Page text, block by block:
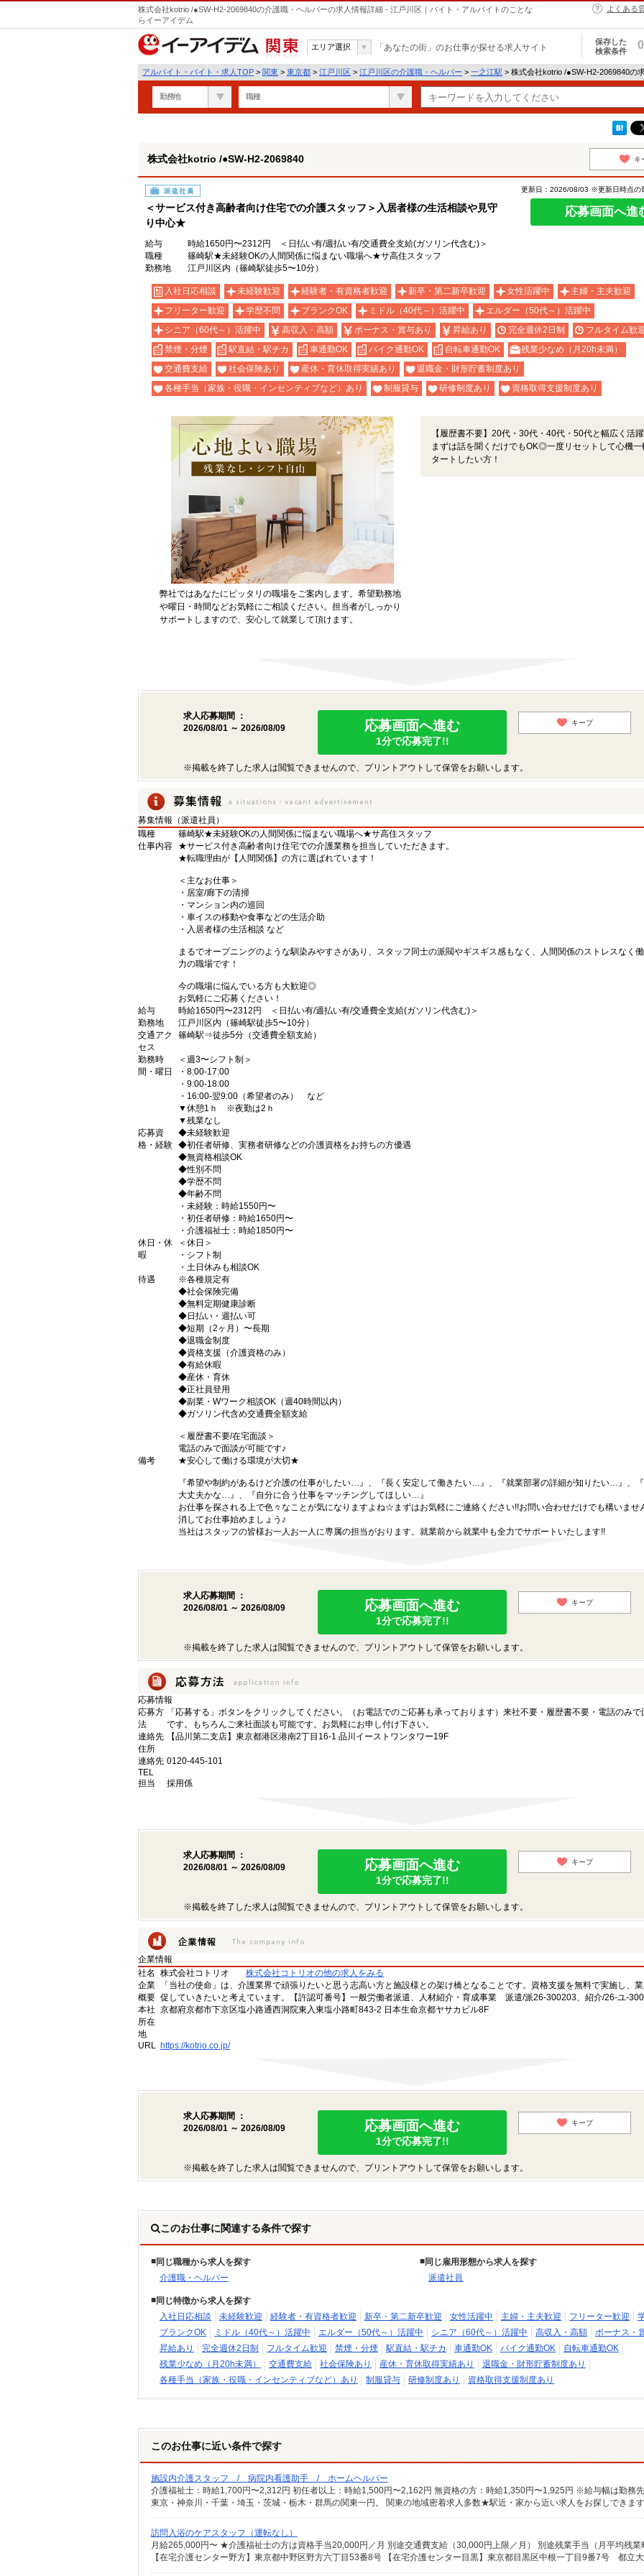
株式会社kotrio /●SW-H2-2069840の介護職・ヘルパーの求人情報詳細 - 江戸川区｜バイト・アルバイトのことな
らイーアイデム
よくある
関東
エリア選択 「あなたの街」のお仕事が探せる求人サイト
保存した
検索条件
0
アルバイト・バイト・求人TOP > 関東 > 東京都 > 江戸川区 > 江戸川区の介護職・ヘルパー > 一之江駅 > 株式会社kotrio /●SW-H2-2069840の
勤務地 職種
株式会社kotrio /●SW-H2-2069840 キ
派遣社員
＜サービス付き高齢者向け住宅での介護スタッフ＞入居者様の生活相談や見守
り中心★
更新日：2026/08/03 ※更新日時点の
応募画面へ進
給与
時給1650円〜2312円 ＜日払い有/週払い有/交通費全支給(ガソリン代含む)＞
職種
篠崎駅★未経験OKの人間関係に悩まない職場へ★サ高住スタッフ
勤務地
江戸川区内（篠崎駅徒歩5〜10分）
入社日応相談 未経験歓迎 経験者・有資格者歓迎 新卒・第二新卒歓迎 女性活躍中
主婦・主夫歓迎
フリーター歓迎
学歴不問 ブランクOK ミドル（40代～）活躍中
エルダー（50代～）活躍中
シニア（60代～）活躍中
高収入・高額 ボーナス・賞与あり 昇給あり 完全週休2日制
フルタイム歓
禁煙・分煙
駅直結・駅チカ 車通勤OK バイク通勤OK 自転車通勤OK
残業少なめ（月20h未満）
交通費支給
社会保険あり 産休・育休取得実績あり
退職金・財形貯蓄制度あり
各種手当（家族・役職・インセンティブなど）あり
制服貸与 研修制度あり 資格取得支援制度あり
弊社ではあなたにピッタリの職場をご案内します。希望勤務地
や曜日・時間などお気軽にご相談ください。担当者がしっかり
サポートしますので、安心して就業して頂けます。
【履歴書不要】20代・30代・40代・50代と幅広く活躍
まずは話を聞くだけでもOK◎一度リセットして心機一
タートしたい方！
求人応募期間 ：
2026/08/01 ～ 2026/08/09
応募画面へ進む
1分で応募完了!!
キープ
※掲載を終了した求人は閲覧できませんので、プリントアウトして保管をお願いします。
募集情報（派遣社員）
職種
篠崎駅★未経験OKの人間関係に悩まない職場へ★サ高住スタッフ
仕事内容
★サービス付き高齢者向け住宅での介護業務を担当していただきます。
★転職理由が【人間関係】の方に選ばれています！
＜主なお仕事＞
・居室/廊下の清掃
・マンション内の巡回
・車イスの移動や食事などの生活介助
・入居者様の生活相談 など
まるでオープニングのような馴染みやすさがあり、スタッフ同士の派閥やギスギス感もなく、人間関係のストレスなく
力の職場です！
今の職場に悩んでいる方も大歓迎◎
お気軽にご応募ください！
給与
時給1650円〜2312円 ＜日払い有/週払い有/交通費全支給(ガソリン代含む)＞
勤務地
江戸川区内（篠崎駅徒歩5〜10分）
交通アク
セス
篠崎駅⇒徒歩5分（交通費全額支給）
勤務時
間・曜日
＜週3〜シフト制＞
・8:00-17:00
・9:00-18:00
・16:00-翌9:00（希望者のみ） など
▼休憩1ｈ ※夜勤は2ｈ
▼残業なし
応募資
格・経験
◆未経験歓迎
◆初任者研修、実務者研修などの介護資格をお持ちの方優遇
◆無資格相談OK
◆性別不問
◆学歴不問
◆年齢不問
・未経験：時給1550円〜
・初任者研修：時給1650円〜
・介護福祉士：時給1850円〜
休日・休
暇
＜休日＞
・シフト制
・土日休みも相談OK
待遇
※各種規定有
◆社会保険完備
◆無料定期健康診断
◆日払い・週払い可
◆短期（2ヶ月）〜長期
◆退職金制度
◆資格支援（介護資格のみ）
◆有給休暇
◆産休・育休
◆正社員登用
◆副業・Wワーク相談OK（週40時間以内）
◆ガソリン代含め交通費全額支給
＜履歴書不要/在宅面談＞
電話のみで面談が可能です♪
備考
★安心して働ける環境が大切★
『希望や制約があるけど介護の仕事がしたい…』、『長く安定して働きたい…』、『就業部署の詳細が知りたい…』、
大丈夫かな…』、『自分に合う仕事をマッチングしてほしい…』
お仕事を探される上で色々なことが気になりますよね☆まずはお気軽にご連絡ください!!お問い合わせだけでも構いませ
消してお仕事始めましょう♪
当社はスタッフの皆様お一人お一人に専属の担当がおります。就業前から就業中も全力でサポートいたします!!
求人応募期間 ：
2026/08/01 ～ 2026/08/09
応募画面へ進む
1分で応募完了!!
キープ
※掲載を終了した求人は閲覧できませんので、プリントアウトして保管をお願いします。
応募情報
応募方
法
「応募する」ボタンをクリックしてください。（お電話でのご応募も承っております）来社不要・履歴書不要・電話のみで
です。もちろんご来社面談も可能です。お気軽にお申し付け下さい。
連絡先
住所
【品川第二支店】東京都港区港南2丁目16-1 品川イーストワンタワー19F
連絡先
TEL
0120-445-101
担当 採用係
求人応募期間 ：
2026/08/01 ～ 2026/08/09
応募画面へ進む
1分で応募完了!!
キープ
※掲載を終了した求人は閲覧できませんので、プリントアウトして保管をお願いします。
企業情報
社名
株式会社コトリオ
株式会社コトリオの他の求人をみる
企業
概要
「当社の使命」は、介護業界で頑張りたいと思う志高い方と施設様との架け橋となることです。資格支援を無料で実施し、
促していきたいと考えています。【許認可番号】一般労働者派遣、人材紹介・育成事業 派遣/派26-300203、紹介/26-ユ-
本社
所在
地
京都府京都市下京区塩小路通西洞院東入東塩小路町843-2 日本生命京都ヤサカビル8F
URL https://kotrio.co.jp/
求人応募期間 ：
2026/08/01 ～ 2026/08/09
応募画面へ進む
1分で応募完了!!
キープ
※掲載を終了した求人は閲覧できませんので、プリントアウトして保管をお願いします。
このお仕事に関連する条件で探す
同じ職種から求人を探す
介護職・ヘルパー
同じ雇用形態から求人を探す
派遣社員
同じ特徴から求人を探す
入社日応相談
未経験歓迎 経験者・有資格者歓迎 新卒・第二新卒歓迎 女性活躍中 主婦・主夫歓迎 フリーター歓迎
ブランクOK
ミドル（40代～）活躍中 エルダー（50代～）活躍中 シニア（60代～）活躍中 高収入・高額
ボーナス・
昇給あり
完全週休2日制 フルタイム歓迎 禁煙・分煙 駅直結・駅チカ 車通勤OK バイク通勤OK
自転車通勤OK
残業少なめ（月20h未満）
交通費支給 社会保険あり 産休・育休取得実績あり
退職金・財形貯蓄制度あり
各種手当（家族・役職・インセンティブなど）あり
制服貸与 研修制度あり 資格取得支援制度あり
このお仕事に近い条件で探す
施設内介護スタッフ / 病院内看護助手 / ホームヘルパー
東京・神奈川・千葉・埼玉・茨城・栃木・群馬の関東一円。 関東の地域密着求人多数★駅近・家から近い求人をお探しできます
訪問入浴のケアスタッフ（運転なし）